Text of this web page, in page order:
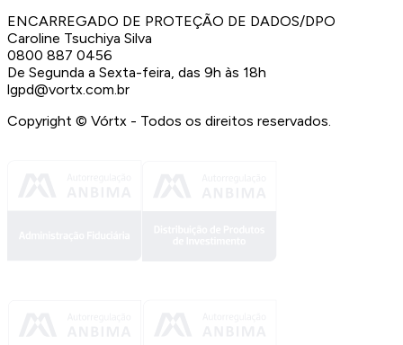
ENCARREGADO DE PROTEÇÃO DE DADOS/DPO
Caroline Tsuchiya Silva
0800 887 0456
De Segunda a Sexta-feira, das 9h às 18h
lgpd@vortx.com.br
Copyright © Vórtx - Todos os direitos reservados.